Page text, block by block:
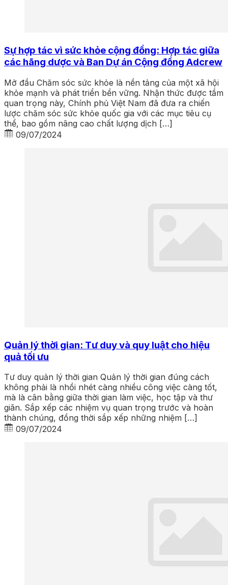
Sự hợp tác vì sức khỏe cộng đồng: Hợp tác giữa
các hãng dược và Ban Dự án Cộng đồng Adcrew
Mở đầu Chăm sóc sức khỏe là nền tảng của một xã hội
khỏe mạnh và phát triển bền vững. Nhận thức được tầm
quan trọng này, Chính phủ Việt Nam đã đưa ra chiến
lược chăm sóc sức khỏe quốc gia với các mục tiêu cụ
thể, bao gồm nâng cao chất lượng dịch […]
09/07/2024
Quản lý thời gian: Tư duy và quy luật cho hiệu
quả tối ưu
Tư duy quản lý thời gian Quản lý thời gian đúng cách
không phải là nhồi nhét càng nhiều công việc càng tốt,
mà là cân bằng giữa thời gian làm việc, học tập và thư
giãn. Sắp xếp các nhiệm vụ quan trọng trước và hoàn
thành chúng, đồng thời sắp xếp những nhiệm […]
09/07/2024